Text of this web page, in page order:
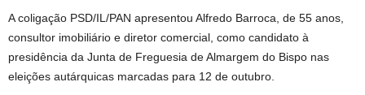
A coligação PSD/IL/PAN apresentou Alfredo Barroca, de 55 anos,
consultor imobiliário e diretor comercial, como candidato à
presidência da Junta de Freguesia de Almargem do Bispo nas
eleições autárquicas marcadas para 12 de outubro.